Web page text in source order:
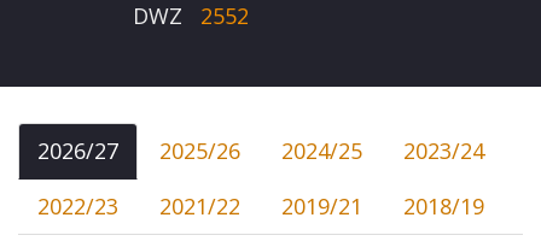
DWZ
2552
2026/27 2025/26 2024/25
2023/24
2022/23
2021/22 2019/21
2018/19